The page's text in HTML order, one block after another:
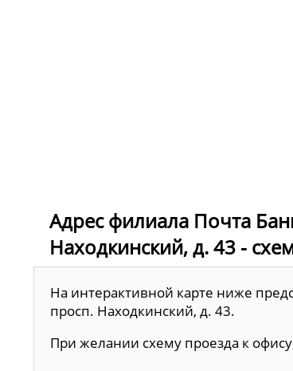
Адрес филиала Почта
Находкинский, д. 43 -
На интерактивной карте ниже
просп. Находкинский, д. 43.
При желании схему проезда к